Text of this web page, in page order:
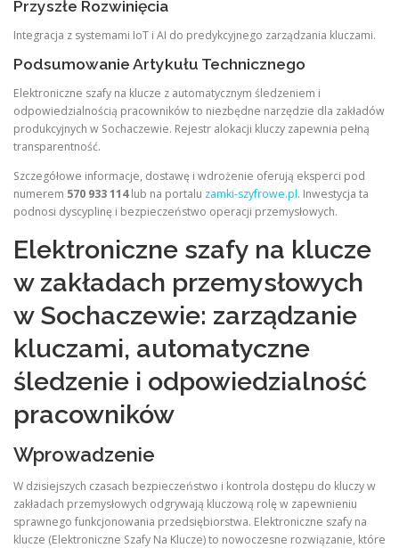
Przyszłe Rozwinięcia
Integracja z systemami IoT i AI do predykcyjnego zarządzania kluczami.
Podsumowanie Artykułu Technicznego
Elektroniczne szafy na klucze z automatycznym śledzeniem i
odpowiedzialnością pracowników to niezbędne narzędzie dla zakładów
produkcyjnych w Sochaczewie. Rejestr alokacji kluczy zapewnia pełną
transparentność.
Szczegółowe informacje, dostawę i wdrożenie oferują eksperci pod
numerem 570 933 114lub na portalu zamki-szyfrowe.pl. Inwestycja ta
podnosi dyscyplinę i bezpieczeństwo operacji przemysłowych.
Elektroniczne szafy na klucze
w zakładach przemysłowych
w Sochaczewie: zarządzanie
kluczami, automatyczne
śledzenie i odpowiedzialność
pracowników
Wprowadzenie
W dzisiejszych czasach bezpieczeństwo i kontrola dostępu do kluczy w
zakładach przemysłowych odgrywają kluczową rolę w zapewnieniu
sprawnego funkcjonowania przedsiębiorstwa. Elektroniczne szafy na
klucze (Elektroniczne Szafy Na Klucze) to nowoczesne rozwiązanie, które